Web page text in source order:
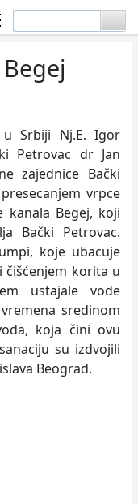
u Srbiji Nj.E. Igor
Petrovac dr Jan
zajednice Bački
vrpce
kanala Begej, koji
Bački Petrovac.
koje ubacuje
čišćenjem korita u
ustajale vode
sredinom
koja čini ovu
su izdvojili
Beograd.